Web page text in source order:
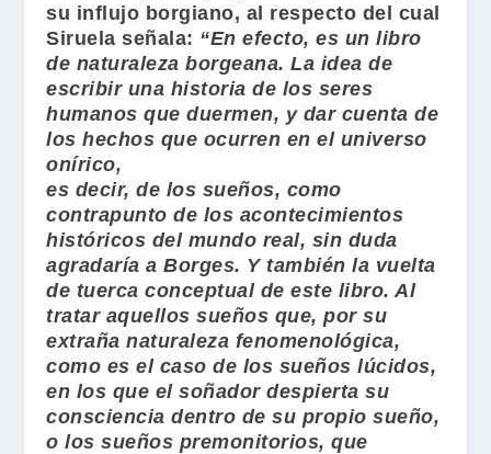
su influjo borgiano, al respecto del cual
Siruela señala: “En efecto, es un libro
de naturaleza borgeana. La idea de
escribir una historia de los seres
humanos que duermen, y dar cuenta de
los hechos que ocurren en el universo
onírico,
es decir, de los sueños, como
contrapunto de los acontecimientos
históricos del mundo real, sin duda
agradaría a Borges. Y también la vuelta
de tuerca conceptual de este libro. Al
tratar aquellos sueños que, por su
extraña naturaleza fenomenológica,
como es el caso de los sueños lúcidos,
en los que el soñador despierta su
consciencia dentro de su propio sueño,
o los sueños premonitorios, que